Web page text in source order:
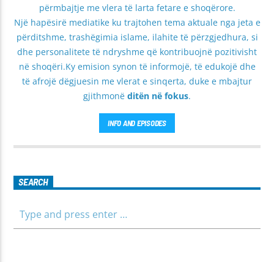
përmbajtje me vlera të larta fetare e shoqërore.
Një hapësirë mediatike ku trajtohen tema aktuale nga jeta e
përditshme, trashëgimia islame, ilahite të përzgjedhura, si
dhe personalitete të ndryshme që kontribuojnë pozitivisht
në shoqëri.Ky emision synon të informojë, të edukojë dhe
të afrojë dëgjuesin me vlerat e sinqerta, duke e mbajtur
gjithmonë ditën në fokus.
INFO AND EPISODES
SEARCH